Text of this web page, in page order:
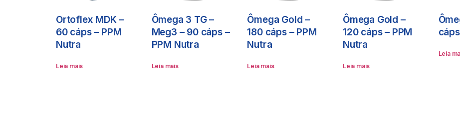
Ortoflex MDK –
60 cáps – PPM
Nutra
Leia mais
Ômega 3 TG –
Meg3 – 90 cáps –
PPM Nutra
Leia mais
Ômega Gold –
180 cáps – PPM
Nutra
Leia mais
Ômega Gold –
120 cáps – PPM
Nutra
Leia mais
Leia